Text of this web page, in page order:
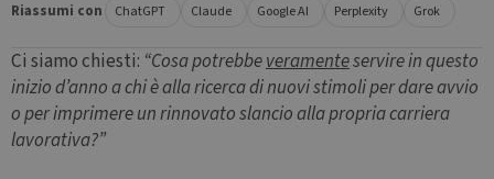
Riassumi con ChatGPT Claude Google AI Perplexity Grok
Ci siamo chiesti: “Cosa potrebbeveramenteservire in questo
inizio d’anno a chi è alla ricerca di nuovi stimoli per dare avvio
o per imprimere un rinnovato slancio alla propria carriera
lavorativa?”